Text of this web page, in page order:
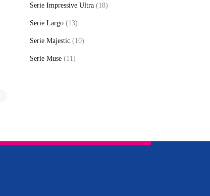
Serie Impressive Ultra (18)
Serie Largo (13)
Serie Majestic (10)
Serie Muse (11)